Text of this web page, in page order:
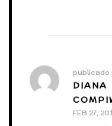
publicado
DIANA
FEB 27,